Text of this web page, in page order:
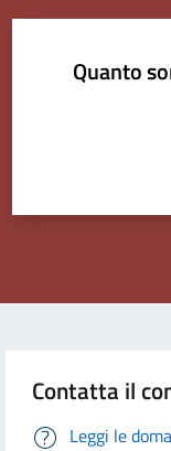
Quanto
Contatta il
Leggi le